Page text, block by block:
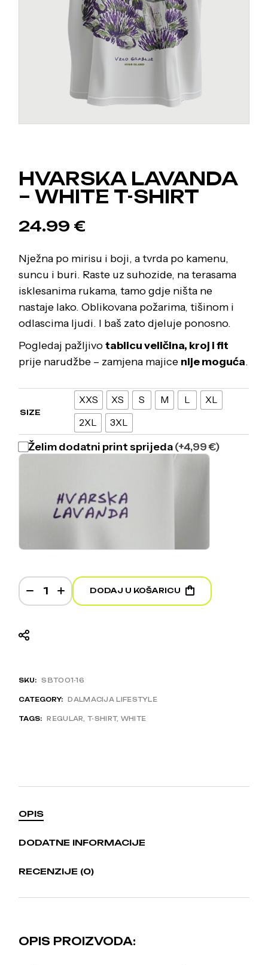
HVARSKA LAVANDA
– WHITE T-SHIRT
24.99 €
Nježna po mirisu i boji, a tvrda po kamenu,
suncu i buri. Raste uz suhozide, na terasama
isklesanima rukama, tamo gdje ništa ne
nastaje lako. Oblikovana požarima, tišinom i
odlascima ljudi. I baš zato djeluje ponosno.
Pogledaj pažljivotablicu veličina, kroj i fit
prije narudžbe – zamjena majice nije moguća.
SIZE
XXS XS S M L
XL
2XL
3XL
Želim dodatni print sprijeda(+4,99 €)
Hvarska Lavanda - White T-shirt quantity
DODAJ U KOŠARICU
SKU: SBT001-16
CATEGORY: DALMACIJA LIFESTYLE
TAGS: REGULAR,T-SHIRT, WHITE
OPIS
DODATNE INFORMACIJE
RECENZIJE (0)
OPIS PROIZVODA: